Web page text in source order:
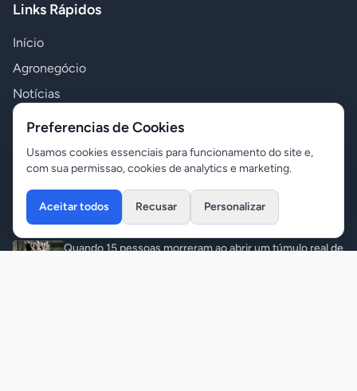
Links Rápidos
Início
Agronegócio
Notícias
Polícia
Política
Variedades
Últimas Notícias
Quando 15 pessoas morreram ao abrir um túmulo real de
Preferencias de Cookies
Usamos cookies essenciais para funcionamento do site e,
com sua permissao, cookies de analytics e marketing.
Aceitar todos Recusar Personalizar